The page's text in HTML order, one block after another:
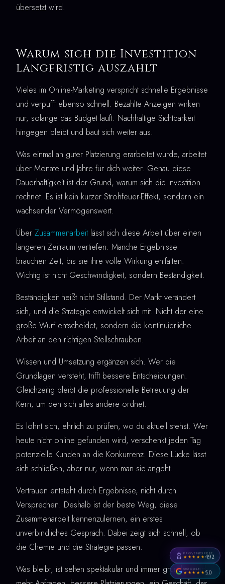
übersetzt wird.
Warum sich die Investition
langfristig auszahlt
Vieles im Online-Marketing verspricht schnelle Ergebnisse
und verpufft ebenso schnell. Bezahlte Anzeigen wirken
nur, solange das Budget läuft. Nachhaltige Sichtbarkeit
hingegen bleibt und baut sich weiter aus.
Was einmal an guter Platzierung erarbeitet wurde, arbeitet
über Monate und Jahre für dich weiter. Genau diese
Dauerhaftigkeit ist der Grund, warum sich die Investition
rechnet. Es ist kein kurzer Strohfeuer-Effekt, sondern ein
wachsender Vermögenswert.
Über Zusammenarbeit lässt sich diese Arbeit über einen
längeren Zeitraum vertiefen. Manche Ergebnisse
brauchen Zeit, bis sie ihre volle Wirkung entfalten.
Wichtig ist nicht Geschwindigkeit, sondern Beständigkeit.
Beständigkeit heißt nicht Stillstand. Der Markt verändert
sich, und die Strategie entwickelt sich mit. Nicht der eine
große Wurf entscheidet, sondern die kontinuierliche
Arbeit an den richtigen Stellschrauben.
Wissen und Umsetzung ergänzen sich. Wer die
Grundlagen versteht, trifft bessere Entscheidungen.
Gleichzeitig bleibt die professionelle Betreuung der
Kern, um den sich alles andere ordnet.
Es lohnt sich, ehrlich zu prüfen, wo du aktuell stehst. Wer
heute nicht online gefunden wird, verschenkt jeden Tag
potenzielle Kunden an die Konkurrenz. Diese Lücke lässt
sich schließen, aber nur, wenn man sie angeht.
Vertrauen entsteht durch Ergebnisse, nicht durch
Versprechen. Deshalb ist der beste Weg, diese
Zusammenarbeit kennenzulernen, ein erstes
unverbindliches Gespräch. Dabei zeigt sich schnell, ob
die Chemie und die Strategie passen.
Was bleibt, ist selten spektakulär und immer grundlegend:
PROVENEXPERT
★★★★★4,92
GOOGLE
★★★★★5,0